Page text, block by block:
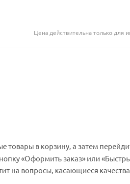
Цена действительна только для
товары в корзину, а затем
«Оформить заказ» или
на вопросы, касающиеся